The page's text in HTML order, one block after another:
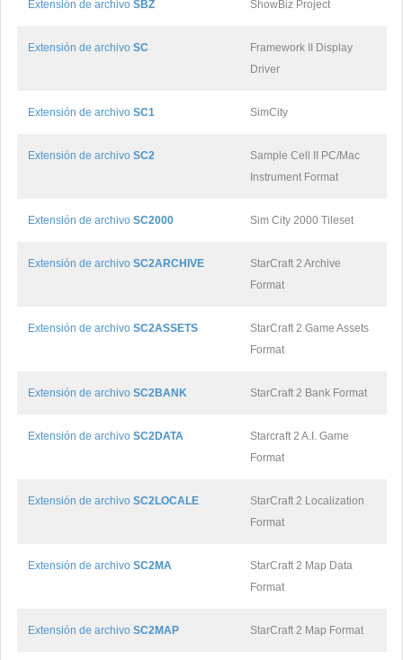
Extensión de archivo SBZ ShowBiz Project
Extensión de archivo SC
Framework II Display
Driver
Extensión de archivo SC1 SimCity
Extensión de archivo SC2
Sample Cell II PC/Mac
Instrument Format
Extensión de archivo SC2000 Sim City 2000 Tileset
Extensión de archivo SC2ARCHIVE
StarCraft 2 Archive
Format
Extensión de archivo SC2ASSETS
StarCraft 2 Game Assets
Format
Extensión de archivo SC2BANK StarCraft 2 Bank Format
Extensión de archivo SC2DATA
Starcraft 2 A.I. Game
Format
Extensión de archivo SC2LOCALE
StarCraft 2 Localization
Format
Extensión de archivo SC2MA
StarCraft 2 Map Data
Format
Extensión de archivo SC2MAP StarCraft 2 Map Format